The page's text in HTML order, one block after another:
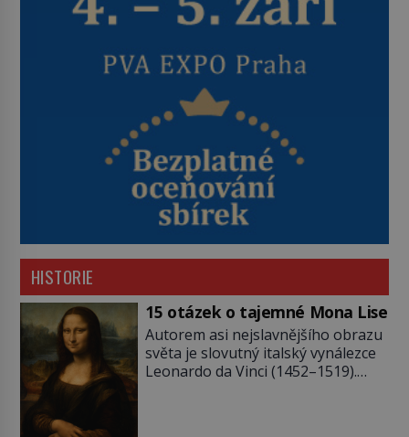
HISTORIE
15 otázek o tajemné Mona Lise
Autorem asi nejslavnějšího obrazu
světa je slovutný italský vynálezce
Leonardo da Vinci (1452–1519).